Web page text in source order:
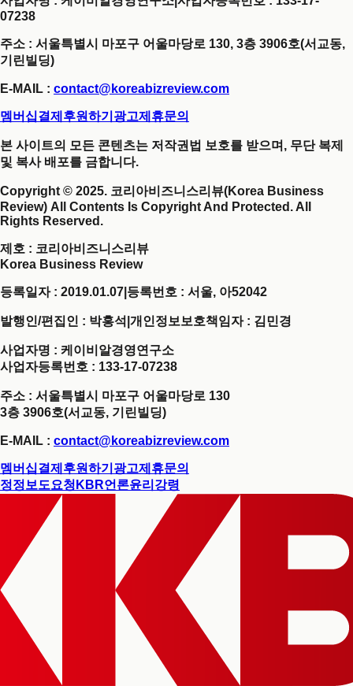
07238
주소 : 서울특별시 마포구 어울마당로 130, 3층 3906호(서교동,
기린빌딩)
E-MAIL : contact@koreabizreview.com
멤버십결제 후원하기 광고제휴문의
본 사이트의 모든 콘텐츠는 저작권법 보호를 받으며, 무단 복제
및 복사 배포를 금합니다.
Copyright © 2025. 코리아비즈니스리뷰(Korea Business
Review) All Contents Is Copyright And Protected. All
Rights Reserved.
제호 : 코리아비즈니스리뷰
Korea Business Review
등록일자 : 2019.01.07 등록번호 : 서울, 아52042
발행인/편집인 : 박홍석 개인정보보호책임자 : 김민경
사업자명 : 케이비알경영연구소
사업자등록번호 : 133-17-07238
주소 : 서울특별시 마포구 어울마당로 130
3층 3906호(서교동, 기린빌딩)
E-MAIL : contact@koreabizreview.com
멤버십결제 후원하기 광고제휴문의
정정보도요청 KBR언론윤리강령